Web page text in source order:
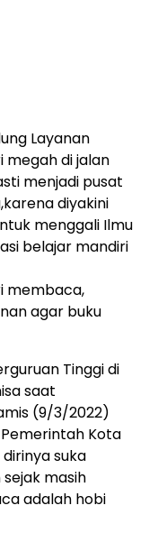
Layanan
megah di jalan
menjadi pusat
diyakini
menggali Ilmu
belajar mandiri
membaca,
agar buku
Tinggi di
saat
(9/3/2022)
Kota
suka
masih
adalah hobi